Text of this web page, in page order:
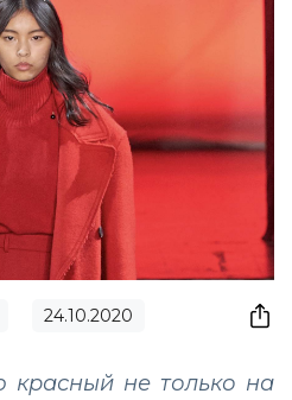
24.10.2020
красный не только на